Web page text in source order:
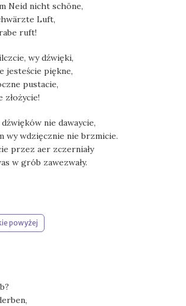
Neid nicht schöne,
Luft,
ruft!
wy dźwięki,
jesteście piękne,
pustacie,
złożycie!
nie dawaycie,
wy wdzięcznie nie brzmicie.
przez aer zczerniały
w grób zawezwały.
powyżej